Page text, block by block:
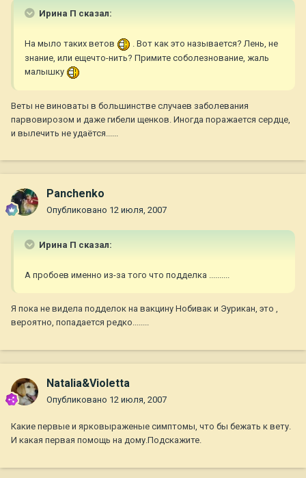
Ирина П сказал:
На мыло таких ветов
. Вот как это называется? Лень, не
знание, или ещечто-нить? Примите соболезнование, жаль
малышку
Веты не виноваты в большинстве случаев заболевания
парвовирозом и даже гибели щенков. Иногда поражается сердце,
и вылечить не удаётся......
Panchenko
Опубликовано 12 июля, 2007
Ирина П сказал:
А пробоев именно из-за того что подделка ..........
Я пока не видела подделок на вакцину Нобивак и Эурикан, это ,
вероятно, попадается редко........
Natalia&Violetta
Опубликовано 12 июля, 2007
Какие первые и ярковыраженые симптомы, что бы бежать к вету.
И какая первая помощь на дому.Подскажите.